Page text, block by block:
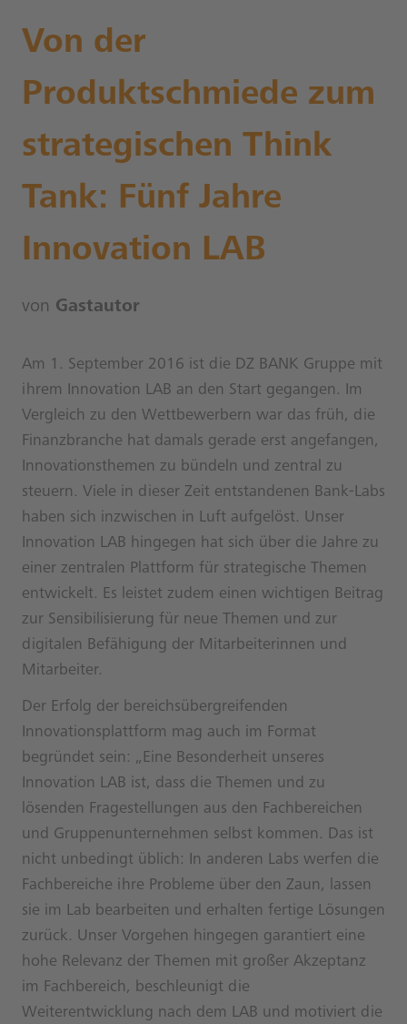
Von der
Produktschmiede zum
strategischen Think
Tank: Fünf Jahre
Innovation LAB
von Gastautor
Am 1. September 2016 ist die DZ BANK Gruppe mit
ihrem Innovation LAB an den Start gegangen. Im
Vergleich zu den Wettbewerbern war das früh, die
Finanzbranche hat damals gerade erst angefangen,
Innovationsthemen zu bündeln und zentral zu
steuern. Viele in dieser Zeit entstandenen Bank-Labs
haben sich inzwischen in Luft aufgelöst. Unser
Innovation LAB hingegen hat sich über die Jahre zu
einer zentralen Plattform für strategische Themen
entwickelt. Es leistet zudem einen wichtigen Beitrag
zur Sensibilisierung für neue Themen und zur
digitalen Befähigung der Mitarbeiterinnen und
Mitarbeiter.
Der Erfolg der bereichsübergreifenden
Innovationsplattform mag auch im Format
begründet sein: „Eine Besonderheit unseres
Innovation LAB ist, dass die Themen und zu
lösenden Fragestellungen aus den Fachbereichen
und Gruppenunternehmen selbst kommen. Das ist
nicht unbedingt üblich: In anderen Labs werfen die
Fachbereiche ihre Probleme über den Zaun, lassen
sie im Lab bearbeiten und erhalten fertige Lösungen
zurück. Unser Vorgehen hingegen garantiert eine
hohe Relevanz der Themen mit großer Akzeptanz
im Fachbereich, beschleunigt die
Weiterentwicklung nach dem LAB und motiviert die